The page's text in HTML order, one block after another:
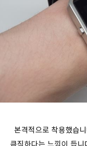
본격적으로 착용했습